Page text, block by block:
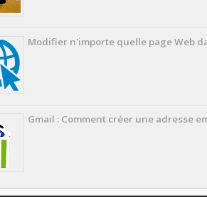
Modifier n'importe quelle page Web
Gmail : Comment créer une adresse